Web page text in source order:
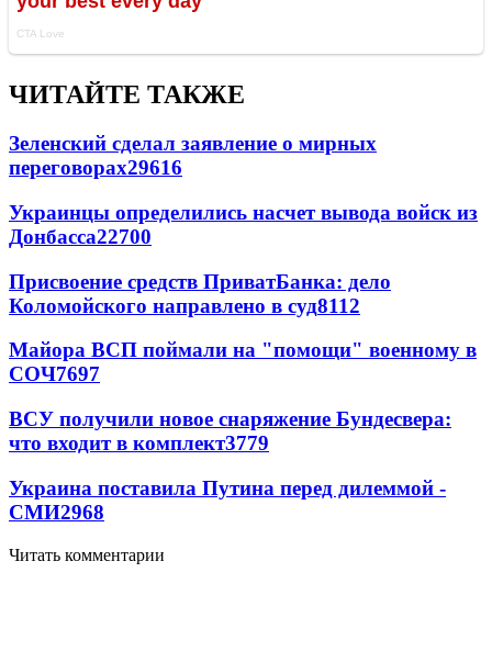
ЧИТАЙТЕ ТАКЖЕ
Зеленский сделал заявление о мирных
переговорах29616
Украинцы определились насчет вывода войск из
Донбасса22700
Присвоение средств ПриватБанка: дело
Коломойского направлено в суд8112
Майора ВСП поймали на "помощи" военному в
СОЧ7697
ВСУ получили новое снаряжение Бундесвера:
что входит в комплект3779
Украина поставила Путина перед дилеммой -
СМИ2968
Читать комментарии